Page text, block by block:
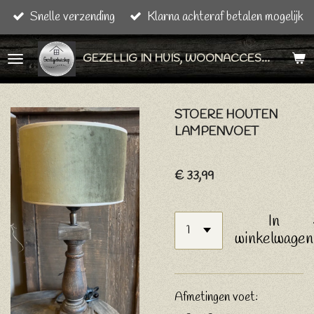
Ga
direct
naar
de
hoofdinhoud
GEZELLIG IN HUIS, WOONACCESSOIRES & CADEAU ARTIKELEN
Snelle verzending Klarna achteraf betalen mogelijk
STOERE HOUTEN
LAMPENVOET
€ 33,99
In
winkelwagen
Afmetingen voet: